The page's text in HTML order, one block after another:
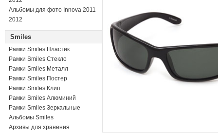
Альбомы для фото Innova 2011-
2012
Smiles
Рамки Smiles Пластик
Рамки Smiles Стекло
Рамки Smiles Металл
Рамки Smiles Постер
Рамки Smiles Клип
Рамки Smiles Алюминий
Рамки Smiles Зеркальные
Альбомы Smiles
Архивы для хранения